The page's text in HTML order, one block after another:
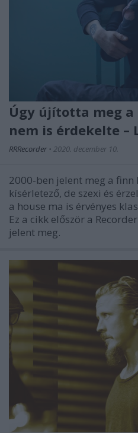
Úgy újította meg
nem is érdekelte –
RRRecorder • 2020. december 10.
2000-ben jelent meg a
kísérletező, de szexi és
a house ma is érvényes
Ez a cikk először a
jelent meg.